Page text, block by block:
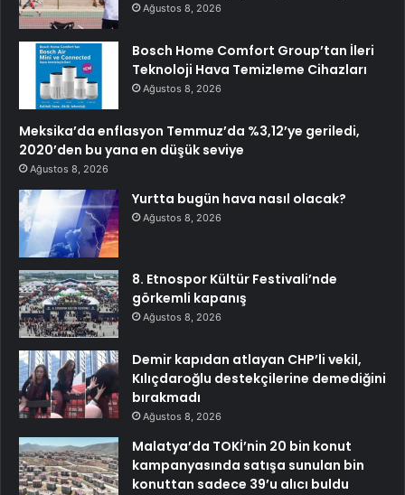
Ağustos 8, 2026
Bosch Home Comfort Group’tan İleri
Teknoloji Hava Temizleme Cihazları
Ağustos 8, 2026
Meksika’da enflasyon Temmuz’da %3,12’ye geriledi,
2020’den bu yana en düşük seviye
Ağustos 8, 2026
Yurtta bugün hava nasıl olacak?
Ağustos 8, 2026
8. Etnospor Kültür Festivali’nde
görkemli kapanış
Ağustos 8, 2026
Demir kapıdan atlayan CHP’li vekil,
Kılıçdaroğlu destekçilerine demediğini
bırakmadı
Ağustos 8, 2026
Malatya’da TOKİ’nin 20 bin konut
kampanyasında satışa sunulan bin
konuttan sadece 39’u alıcı buldu